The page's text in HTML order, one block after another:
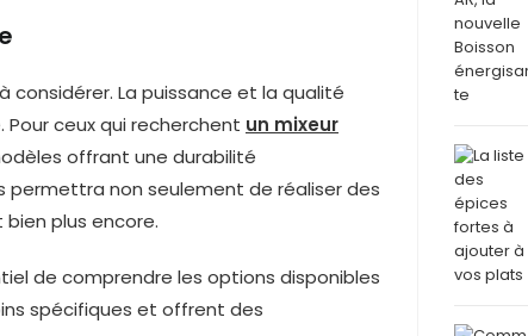
considérer. La puissance et la qualité
ceux qui recherchent un mixeur
offrant une durabilité
permettra non seulement de réaliser des
plus encore.
de comprendre les options disponibles
spécifiques et offrent des